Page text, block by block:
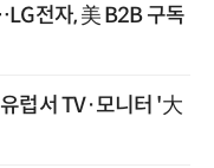
전자, 美 B2B 구독
럽서 TV·모니터 '大